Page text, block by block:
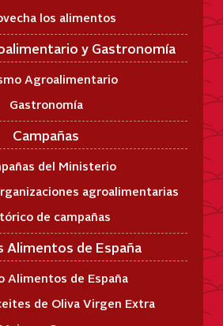
los alimentos
y Gastronomía
Agroalimentario
Gastronomía
Campañas
del Ministerio
agroalimentarias
de campañas
Alimentos de España
Alimentos de España
de Oliva Virgen Extra